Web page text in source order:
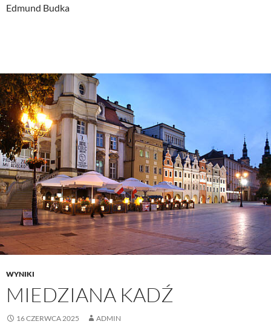
Edmund Budka
WYNIKI
MIEDZIANA KADŹ
16 CZERWCA 2025 ADMIN